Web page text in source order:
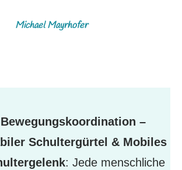
Michael Mayrhofer
–
Schultergürtel & Mobiles
: Jede menschliche